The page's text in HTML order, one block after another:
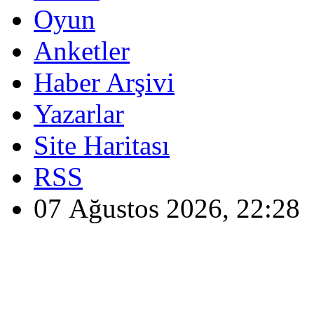
Oyun
Anketler
Haber Arşivi
Yazarlar
Site Haritası
RSS
07 Ağustos 2026, 22:28